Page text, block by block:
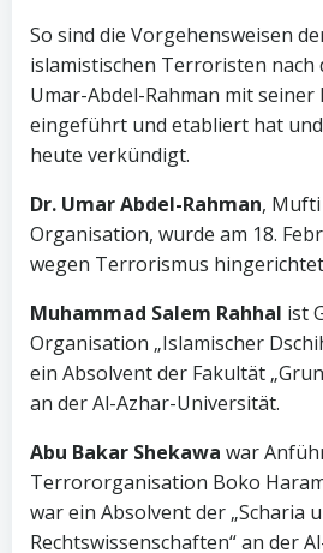
So sind die Vorgehensweisen
islamistischen Terroristen nach
Umar-Abdel-Rahman mit
eingeführt und etabliert hat und
heute verkündigt.
Dr. Umar Abdel-Rahman,
Organisation, wurde am 18.
wegen Terrorismus
Muhammad Salem Rahhal ist
Organisation „Islamischer
ein Absolvent der Fakultät
an der Al-Azhar-Universität.
Abu Bakar Shekawa war
Terrororganisation Boko
war ein Absolvent der „Scharia
Rechtswissenschaften“ an der